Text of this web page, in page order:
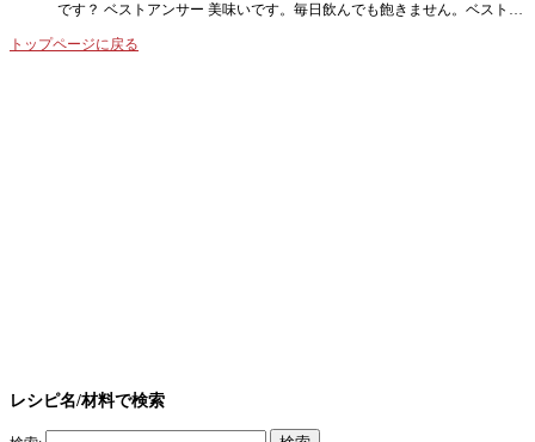
です？ ベストアンサー 美味いです。毎日飲んでも飽きません。ベスト…
トップページに戻る
レシピ名/材料で検索